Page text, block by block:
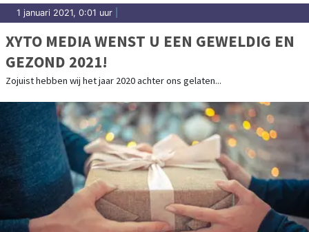
1 januari 2021, 0:01 uur
XYTO MEDIA WENST U EEN GEWELDIG EN
GEZOND 2021!
Zojuist hebben wij het jaar 2020 achter ons gelaten...